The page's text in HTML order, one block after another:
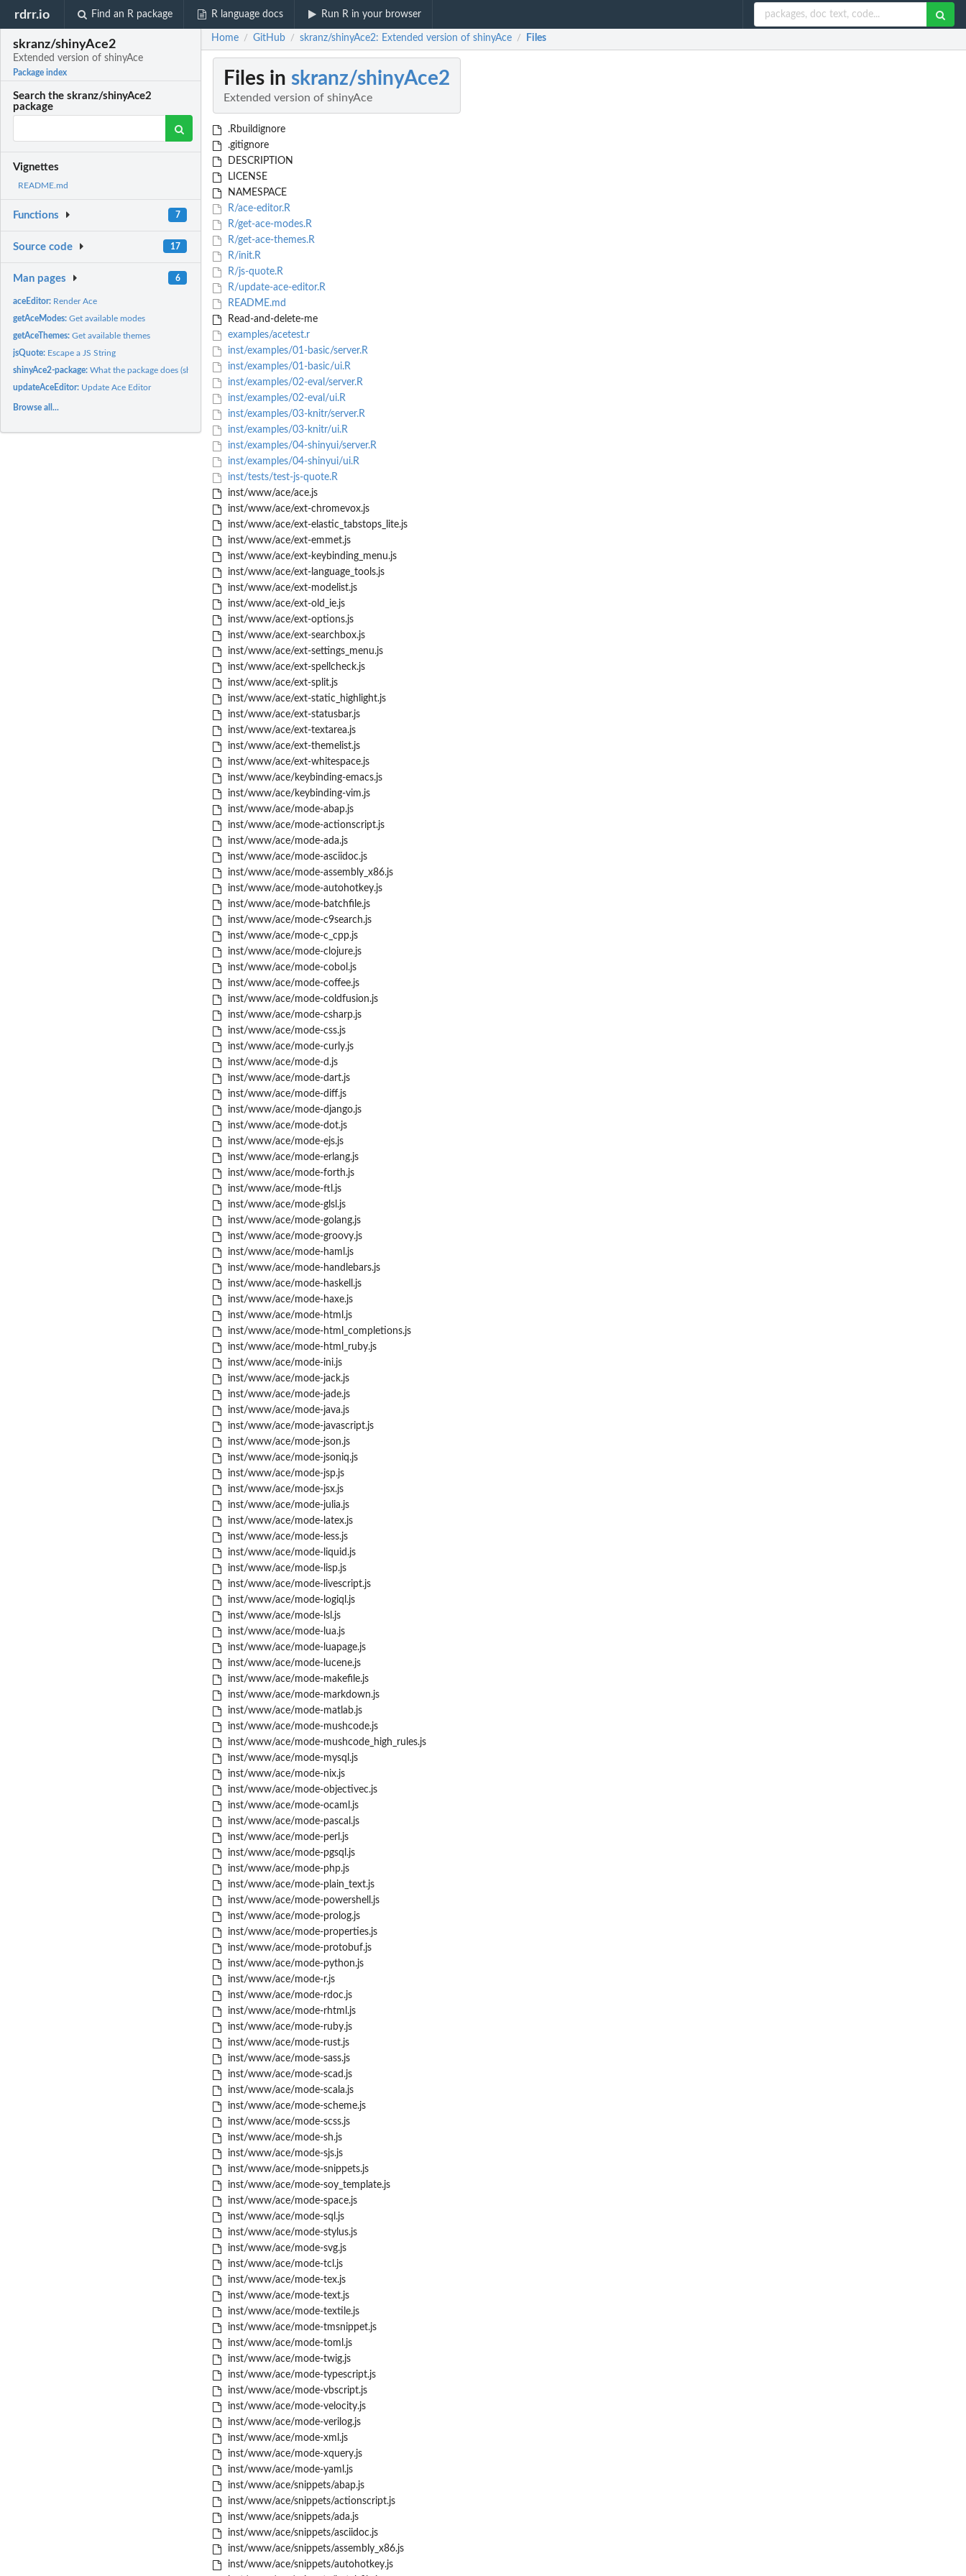
rdrr.io Find an R package R language docs Run R in your browser
skranz/shinyAce2
Extended version of shinyAce
Package index
Search the skranz/shinyAce2
package
Vignettes
README.md
Functions 7
Source code 17
Man pages 6
aceEditor: Render Ace
getAceModes:Get available modes
getAceThemes:Get available themes
jsQuote: Escape a JS String
shinyAce2-package:What the package does (short line) ~~ package title ~~
updateAceEditor: Update Ace Editor
Browse all...
Home / GitHub / skranz/shinyAce2: Extended version of shinyAce / Files
Files in skranz/shinyAce2
Extended version of shinyAce
.Rbuildignore
.gitignore
DESCRIPTION
LICENSE
NAMESPACE
R/ace-editor.R
R/get-ace-modes.R
R/get-ace-themes.R
R/init.R
R/js-quote.R
R/update-ace-editor.R
README.md
Read-and-delete-me
examples/acetest.r
inst/examples/01-basic/server.R
inst/examples/01-basic/ui.R
inst/examples/02-eval/server.R
inst/examples/02-eval/ui.R
inst/examples/03-knitr/server.R
inst/examples/03-knitr/ui.R
inst/examples/04-shinyui/server.R
inst/examples/04-shinyui/ui.R
inst/tests/test-js-quote.R
inst/www/ace/ace.js
inst/www/ace/ext-chromevox.js
inst/www/ace/ext-elastic_tabstops_lite.js
inst/www/ace/ext-emmet.js
inst/www/ace/ext-keybinding_menu.js
inst/www/ace/ext-language_tools.js
inst/www/ace/ext-modelist.js
inst/www/ace/ext-old_ie.js
inst/www/ace/ext-options.js
inst/www/ace/ext-searchbox.js
inst/www/ace/ext-settings_menu.js
inst/www/ace/ext-spellcheck.js
inst/www/ace/ext-split.js
inst/www/ace/ext-static_highlight.js
inst/www/ace/ext-statusbar.js
inst/www/ace/ext-textarea.js
inst/www/ace/ext-themelist.js
inst/www/ace/ext-whitespace.js
inst/www/ace/keybinding-emacs.js
inst/www/ace/keybinding-vim.js
inst/www/ace/mode-abap.js
inst/www/ace/mode-actionscript.js
inst/www/ace/mode-ada.js
inst/www/ace/mode-asciidoc.js
inst/www/ace/mode-assembly_x86.js
inst/www/ace/mode-autohotkey.js
inst/www/ace/mode-batchfile.js
inst/www/ace/mode-c9search.js
inst/www/ace/mode-c_cpp.js
inst/www/ace/mode-clojure.js
inst/www/ace/mode-cobol.js
inst/www/ace/mode-coffee.js
inst/www/ace/mode-coldfusion.js
inst/www/ace/mode-csharp.js
inst/www/ace/mode-css.js
inst/www/ace/mode-curly.js
inst/www/ace/mode-d.js
inst/www/ace/mode-dart.js
inst/www/ace/mode-diff.js
inst/www/ace/mode-django.js
inst/www/ace/mode-dot.js
inst/www/ace/mode-ejs.js
inst/www/ace/mode-erlang.js
inst/www/ace/mode-forth.js
inst/www/ace/mode-ftl.js
inst/www/ace/mode-glsl.js
inst/www/ace/mode-golang.js
inst/www/ace/mode-groovy.js
inst/www/ace/mode-haml.js
inst/www/ace/mode-handlebars.js
inst/www/ace/mode-haskell.js
inst/www/ace/mode-haxe.js
inst/www/ace/mode-html.js
inst/www/ace/mode-html_completions.js
inst/www/ace/mode-html_ruby.js
inst/www/ace/mode-ini.js
inst/www/ace/mode-jack.js
inst/www/ace/mode-jade.js
inst/www/ace/mode-java.js
inst/www/ace/mode-javascript.js
inst/www/ace/mode-json.js
inst/www/ace/mode-jsoniq.js
inst/www/ace/mode-jsp.js
inst/www/ace/mode-jsx.js
inst/www/ace/mode-julia.js
inst/www/ace/mode-latex.js
inst/www/ace/mode-less.js
inst/www/ace/mode-liquid.js
inst/www/ace/mode-lisp.js
inst/www/ace/mode-livescript.js
inst/www/ace/mode-logiql.js
inst/www/ace/mode-lsl.js
inst/www/ace/mode-lua.js
inst/www/ace/mode-luapage.js
inst/www/ace/mode-lucene.js
inst/www/ace/mode-makefile.js
inst/www/ace/mode-markdown.js
inst/www/ace/mode-matlab.js
inst/www/ace/mode-mushcode.js
inst/www/ace/mode-mushcode_high_rules.js
inst/www/ace/mode-mysql.js
inst/www/ace/mode-nix.js
inst/www/ace/mode-objectivec.js
inst/www/ace/mode-ocaml.js
inst/www/ace/mode-pascal.js
inst/www/ace/mode-perl.js
inst/www/ace/mode-pgsql.js
inst/www/ace/mode-php.js
inst/www/ace/mode-plain_text.js
inst/www/ace/mode-powershell.js
inst/www/ace/mode-prolog.js
inst/www/ace/mode-properties.js
inst/www/ace/mode-protobuf.js
inst/www/ace/mode-python.js
inst/www/ace/mode-r.js
inst/www/ace/mode-rdoc.js
inst/www/ace/mode-rhtml.js
inst/www/ace/mode-ruby.js
inst/www/ace/mode-rust.js
inst/www/ace/mode-sass.js
inst/www/ace/mode-scad.js
inst/www/ace/mode-scala.js
inst/www/ace/mode-scheme.js
inst/www/ace/mode-scss.js
inst/www/ace/mode-sh.js
inst/www/ace/mode-sjs.js
inst/www/ace/mode-snippets.js
inst/www/ace/mode-soy_template.js
inst/www/ace/mode-space.js
inst/www/ace/mode-sql.js
inst/www/ace/mode-stylus.js
inst/www/ace/mode-svg.js
inst/www/ace/mode-tcl.js
inst/www/ace/mode-tex.js
inst/www/ace/mode-text.js
inst/www/ace/mode-textile.js
inst/www/ace/mode-tmsnippet.js
inst/www/ace/mode-toml.js
inst/www/ace/mode-twig.js
inst/www/ace/mode-typescript.js
inst/www/ace/mode-vbscript.js
inst/www/ace/mode-velocity.js
inst/www/ace/mode-verilog.js
inst/www/ace/mode-xml.js
inst/www/ace/mode-xquery.js
inst/www/ace/mode-yaml.js
inst/www/ace/snippets/abap.js
inst/www/ace/snippets/actionscript.js
inst/www/ace/snippets/ada.js
inst/www/ace/snippets/asciidoc.js
inst/www/ace/snippets/assembly_x86.js
inst/www/ace/snippets/autohotkey.js